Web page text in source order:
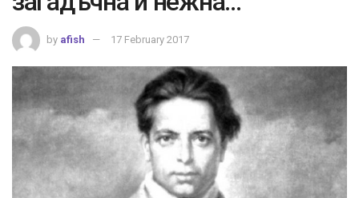
by afish 17 February 2017